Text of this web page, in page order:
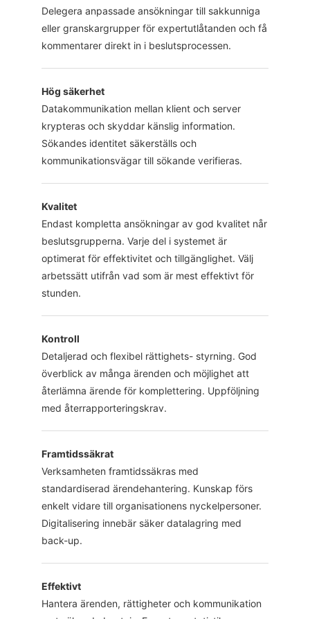
Delegera anpassade ansökningar till sakkunniga
eller granskargrupper för expertutlåtanden och få
kommentarer direkt in i beslutsprocessen.
Hög säkerhet
Datakommunikation mellan klient och server
krypteras och skyddar känslig information.
Sökandes identitet säkerställs och
kommunikationsvägar till sökande verifieras.
Kvalitet
Endast kompletta ansökningar av god kvalitet når
beslutsgrupperna. Varje del i systemet är
optimerat för effektivitet och tillgänglighet. Välj
arbetssätt utifrån vad som är mest effektivt för
stunden.
Kontroll
Detaljerad och flexibel rättighets- styrning. God
överblick av många ärenden och möjlighet att
återlämna ärende för komplettering. Uppföljning
med återrapporteringskrav.
Framtidssäkrat
Verksamheten framtidssäkras med
standardiserad ärendehantering. Kunskap förs
enkelt vidare till organisationens nyckelpersoner.
Digitalisering innebär säker datalagring med
back-up.
Effektivt
Hantera ärenden, rättigheter och kommunikation